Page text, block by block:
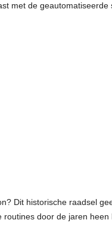
met de geautomatiseerde
Dit historische raadsel
door de jaren heen